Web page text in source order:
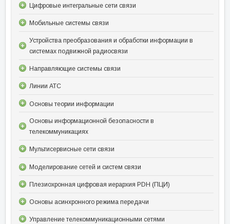
Цифровые интегральные сети связи
Мобильные системы связи
Устройства преобразования и обработки информации в
системах подвижной радиосвязи
Направляющие системы связи
Линии АТС
Основы теории информации
Основы информационной безопасности в
телекоммуникациях
Мультисервисные сети связи
Моделирование сетей и систем связи
Плезиохронная цифровая иерархия PDH (ПЦИ)
Основы асинхронного режима передачи
Управление телекоммуникационными сетями